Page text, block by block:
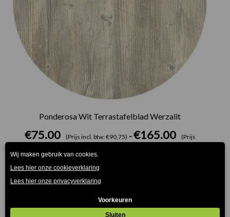
Ponderosa Wit Terrastafelblad Werzalit
€75.00 (Prijs incl. btw: €90,75) - €165.00
(Prijs
incl. btw: €199,65)